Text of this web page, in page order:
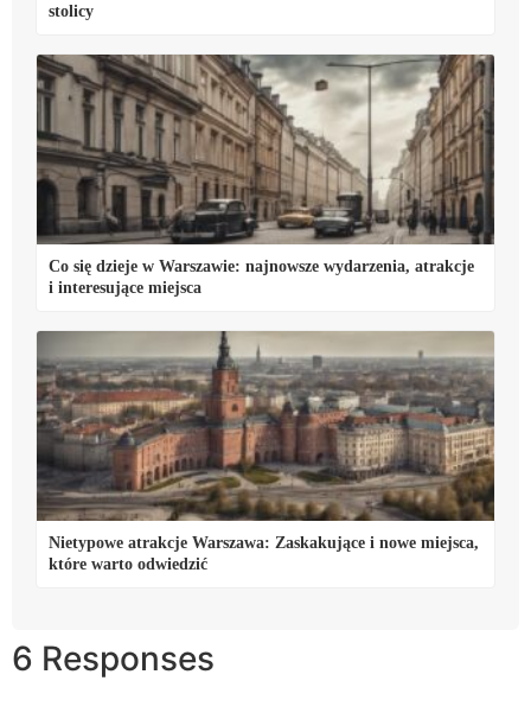
stolicy
Co się dzieje w Warszawie: najnowsze wydarzenia, atrakcje
i interesujące miejsca
Nietypowe atrakcje Warszawa: Zaskakujące i nowe miejsca,
które warto odwiedzić
6 Responses